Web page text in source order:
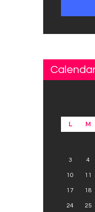
L M
3 4
10 11
17 18
24 25